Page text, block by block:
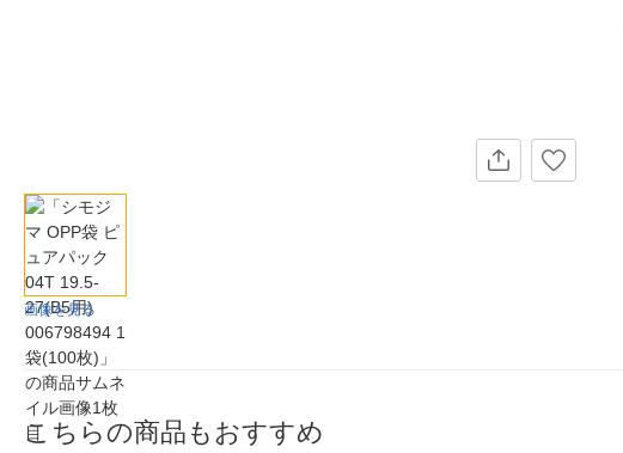
画像を見る
こちらの商品もおすすめ